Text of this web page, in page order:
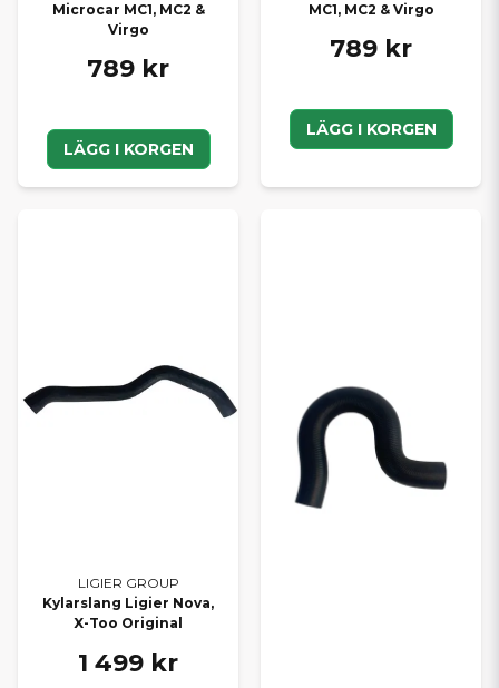
Microcar MC1, MC2 &
Virgo
789 kr
LÄGG I KORGEN
MC1, MC2 & Virgo
789 kr
LÄGG I KORGEN
LIGIER GROUP
Kylarslang Ligier Nova,
X-Too Original
1 499 kr